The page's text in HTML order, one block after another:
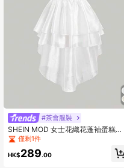
#茶會服裝
SHEIN MOD 女士花織花蓬袖蛋糕式
層疊波浪裙復古連衣裙
僅剩1件
HK$289.00